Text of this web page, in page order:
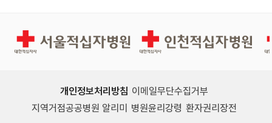
경인권역재활병원 인천적십자병원
개인정보처리방침 이메일무단수집거부
지역거점공공병원 알리미
병원윤리강령 환자권리장전